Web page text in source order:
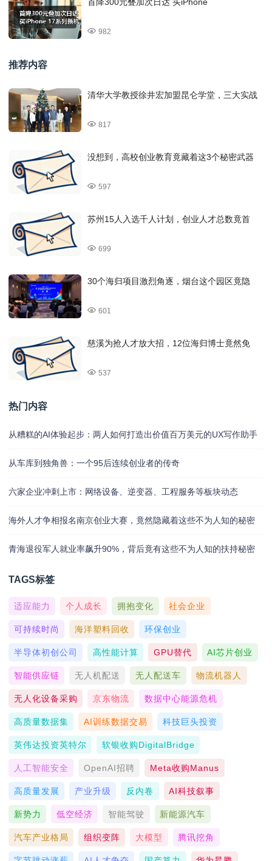
982
推荐内容
清华大学教授徐井宏加盟昆仑学堂，三大实战
817
没想到，高校创业教育竟藏着这3个秘密武器
597
苏州15人入选千人计划，创业人才总数竟首
699
30个海归项目激烈角逐，烟台这个园区竟隐
601
慈溪为抢人才放大招，12位海归博士竟然免
537
热门内容
从糟糕的AI体验起步：两人如何打造出价值百万美元的UX写作助手
从车库到独角兽：一个95后连续创业者的传奇
六家企业冲刺上市：网络设备、逆变器、工程服务等板块动态
海外人才争相报名南京创业大赛，竟然隐藏着这些不为人知的秘密
青海退役军人就业率飙升90%，背后竟有这些不为人知的扶持秘密
TAGS标签
适应能力 个人成长 拥抱变化 社会企业
可持续时尚 海洋塑料回收 环保创业
半导体初创公司 高性能计算 GPU替代 AI芯片创业
智能供应链 无人机配送 无人配送车 物流机器人
无人化设备采购 京东物流 数据中心能源危机
高质量数据集 AI训练数据交易 科技巨头投资
英伟达投资英特尔 软银收购DigitalBridge
人工智能安全 OpenAI招聘 Meta收购Manus
高质量发展 产业升级 反内卷 AI科技叙事
新势力 低空经济 智能驾驶 新能源汽车
汽车产业格局 组织变阵 大模型 腾讯挖角